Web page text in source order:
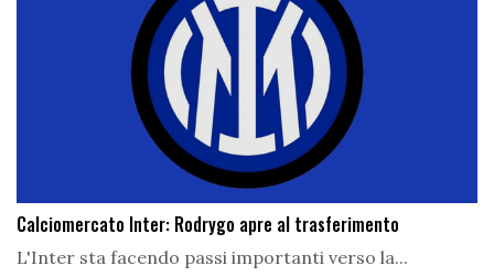
Calciomercato Inter: Rodrygo apre al trasferimento
L'Inter sta facendo passi importanti verso la...